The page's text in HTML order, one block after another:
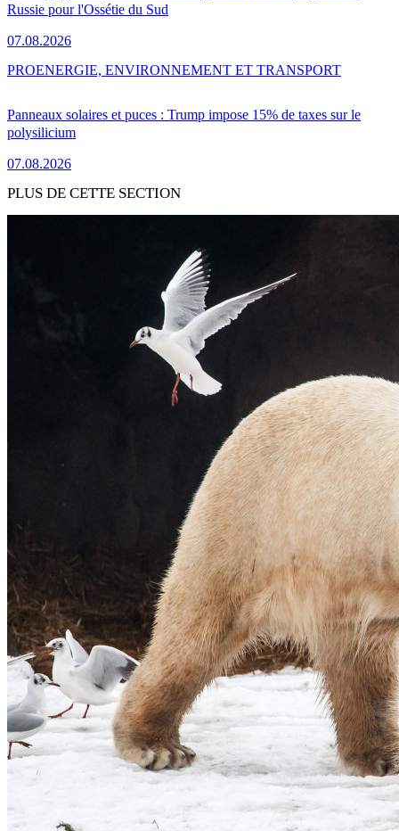
Russie pour l'Ossétie du Sud
07.08.2026
Panneaux solaires et puces : Trump impose 15% de taxes sur le
polysilicium
07.08.2026
PROENERGIE, ENVIRONNEMENT ET TRANSPORT
PLUS DE CETTE SECTION